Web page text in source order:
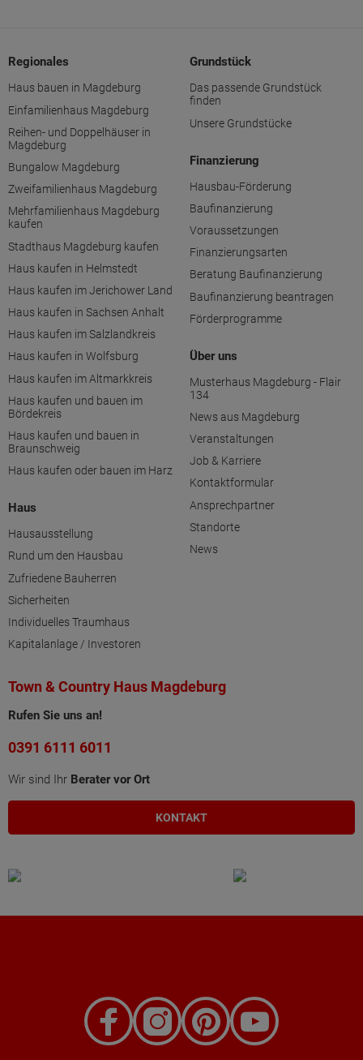
Regionales
Haus bauen in Magdeburg
Einfamilienhaus Magdeburg
Reihen- und Doppelhäuser in
Magdeburg
Bungalow Magdeburg
Zweifamilienhaus Magdeburg
Mehrfamilienhaus Magdeburg
kaufen
Stadthaus Magdeburg kaufen
Haus kaufen in Helmstedt
Haus kaufen im Jerichower Land
Haus kaufen in Sachsen Anhalt
Haus kaufen im Salzlandkreis
Haus kaufen in Wolfsburg
Haus kaufen im Altmarkkreis
Haus kaufen und bauen im
Bördekreis
Haus kaufen und bauen in
Braunschweig
Haus kaufen oder bauen im Harz
Haus
Hausausstellung
Rund um den Hausbau
Zufriedene Bauherren
Sicherheiten
Individuelles Traumhaus
Kapitalanlage / Investoren
Grundstück
Das passende Grundstück
finden
Unsere Grundstücke
Finanzierung
Hausbau-Förderung
Baufinanzierung
Voraussetzungen
Finanzierungsarten
Beratung Baufinanzierung
Baufinanzierung beantragen
Förderprogramme
Über uns
Musterhaus Magdeburg - Flair
134
News aus Magdeburg
Veranstaltungen
Job & Karriere
Kontaktformular
Ansprechpartner
Standorte
News
Town & Country Haus Magdeburg
Rufen Sie uns an!
0391 6111 6011
Wir sind Ihr Berater vor Ort
KONTAKT